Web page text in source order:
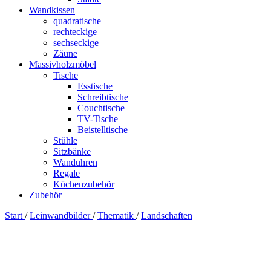
Wandkissen
quadratische
rechteckige
sechseckige
Zäune
Massivholzmöbel
Tische
Esstische
Schreibtische
Couchtische
TV-Tische
Beistelltische
Stühle
Sitzbänke
Wanduhren
Regale
Küchenzubehör
Zubehör
Start / Leinwandbilder/ Thematik / Landschaften